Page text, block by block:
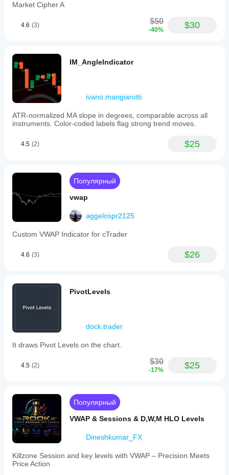
Market Cipher A
4.6 (3) $50
-40% $30
IM_AngleIndicator
ivano.mangiarotti
ATR-normalized MA slope in degrees, comparable across all
instruments. Color-coded labels flag strong trend moves.
4.5 (2) $25
Популярный
vwap
aggelospr2125
Custom VWAP Indicator for cTrader
4.6 (3) $26
PivotLevels
dock.trader
It draws Pivot Levels on the chart.
4.5 (2) $30
-17% $25
Популярный
VWAP & Sessions & D,W,M HLO Levels
Dineshkumar_FX
Killzone Session and key levels with VWAP – Precision Meets
Price Action